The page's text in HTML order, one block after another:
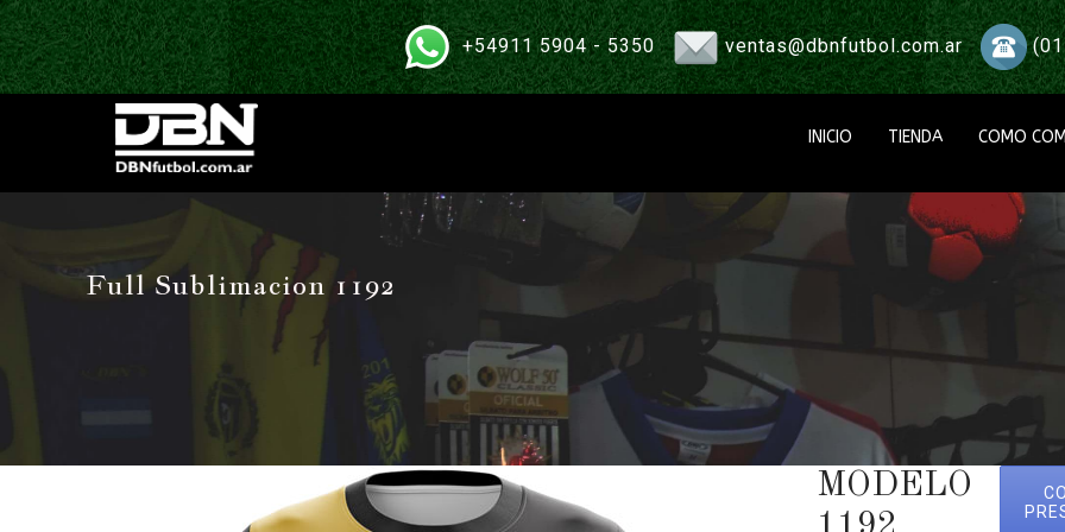
+54911 5904 - 5350 ventas@dbnfutbol.com.ar
INICIO TIENDA COMO
Full Sublimacion 1192
MODELO